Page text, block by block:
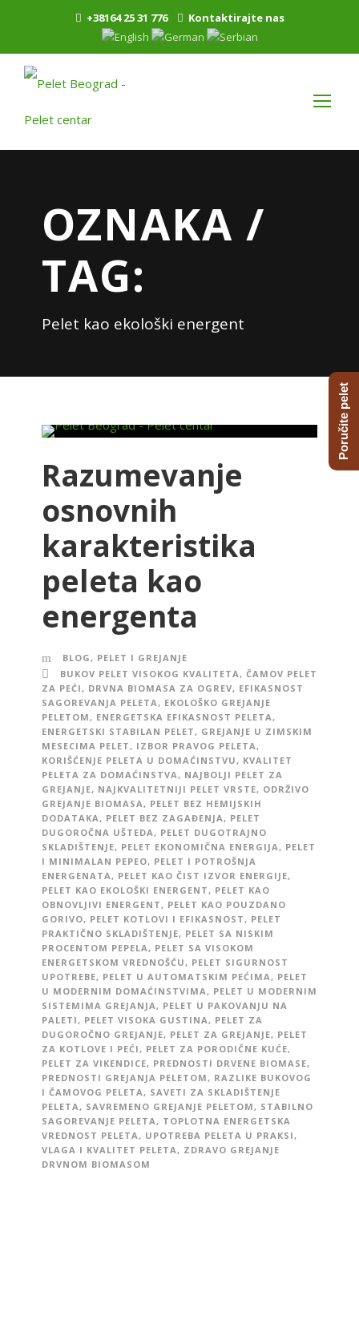
+38164 25 31 776 Kontaktirajte nas
OZNAKA /
TAG:
Pelet kao ekološki energent
Razumevanje
osnovnih
karakteristika
peleta kao
energenta
BLOG , PELET I GREJANJE
BUKOV PELET VISOKOG KVALITETA , ČAMOV PELET
ZA PEĆI , DRVNA BIOMASA ZA OGREV, EFIKASNOST
SAGOREVANJA PELETA , EKOLOŠKO GREJANJE
PELETOM , ENERGETSKA EFIKASNOST PELETA ,
ENERGETSKI STABILAN PELET , GREJANJE U ZIMSKIM
MESECIMA PELET , IZBOR PRAVOG PELETA ,
KORIŠĆENJE PELETA U DOMAĆINSTVU , KVALITET
PELETA ZA DOMAĆINSTVA , NAJBOLJI PELET ZA
GREJANJE, NAJKVALITETNIJI PELET VRSTE, ODRŽIVO
GREJANJE BIOMASA , PELET BEZ HEMIJSKIH
DODATAKA , PELET BEZ ZAGAĐENJA , PELET
DUGOROČNA UŠTEDA , PELET DUGOTRAJNO
SKLADIŠTENJE, PELET EKONOMIČNA ENERGIJA , PELET
I MINIMALAN PEPEO, PELET I POTROŠNJA
ENERGENATA , PELET KAO ČIST IZVOR ENERGIJE,
PELET KAO EKOLOŠKI ENERGENT , PELET KAO
OBNOVLJIVI ENERGENT , PELET KAO POUZDANO
GORIVO, PELET KOTLOVI I EFIKASNOST , PELET
PRAKTIČNO SKLADIŠTENJE, PELET SA NISKIM
PROCENTOM PEPELA , PELET SA VISOKOM
ENERGETSKOM VREDNOŠĆU , PELET SIGURNOST
UPOTREBE, PELET U AUTOMATSKIM PEĆIMA , PELET
U MODERNIM DOMAĆINSTVIMA , PELET U MODERNIM
SISTEMIMA GREJANJA , PELET U PAKOVANJU NA
PALETI , PELET VISOKA GUSTINA , PELET ZA
DUGOROČNO GREJANJE, PELET ZA GREJANJE, PELET
ZA KOTLOVE I PEĆI , PELET ZA PORODIČNE KUĆE,
PELET ZA VIKENDICE, PREDNOSTI DRVENE BIOMASE,
PREDNOSTI GREJANJA PELETOM , RAZLIKE BUKOVOG
I ČAMOVOG PELETA , SAVETI ZA SKLADIŠTENJE
PELETA , SAVREMENO GREJANJE PELETOM , STABILNO
SAGOREVANJE PELETA , TOPLOTNA ENERGETSKA
VREDNOST PELETA , UPOTREBA PELETA U PRAKSI ,
VLAGA I KVALITET PELETA , ZDRAVO GREJANJE
DRVNOM BIOMASOM
Poručite pelet